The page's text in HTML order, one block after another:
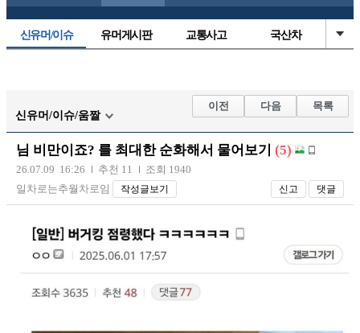
신유머/이슈 유머게시판 교통사고 국산차
자유사진 군사/무기
트럭/버스 항공/해운/철도
장착시공사진
신유머/이슈/움짤
이전 다음 목록
님 비만이죠? 를 최대한 순화해서 물어보기 (5)
26.07.09 16:26 추천 11
조회 1940
일차로는추월차로임
작성글보기 신고 댓글